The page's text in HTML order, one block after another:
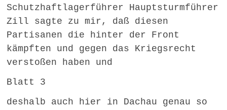
Schutzhaftlagerführer Hauptsturmführer
Zill sagte zu mir, daß diesen
Partisanen die hinter der Front
kämpften und gegen das Kriegsrecht
verstoßen haben und
Blatt 3
deshalb auch hier in Dachau genau so